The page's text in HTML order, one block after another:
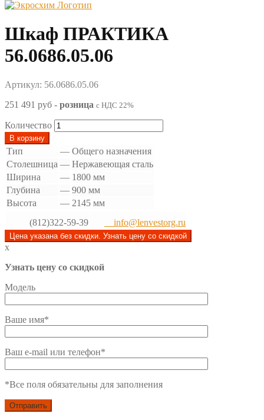
Шкаф ПРАКТИКА
56.0686.05.06
Артикул: 56.0686.05.06
251 491 руб - розница с НДС 22%
Количество
В корзину
Тип — Общего назначения
Столешница — Нержавеющая сталь
Ширина
— 1800 мм
Глубина
— 900 мм
Высота
— 2145 мм
(812)322-59-39
info@lenvestorg.ru
Цена указана без скидки. Узнать цену со скидкой
x
Узнать цену со скидкой
Модель
Ваше имя*
Ваш e-mail или телефон*
*Все поля обязательны для заполнения